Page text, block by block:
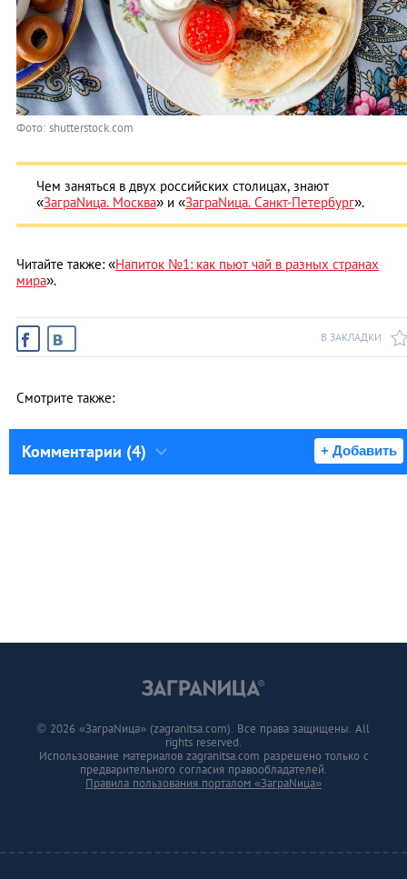
Фото: shutterstock.com
Чем заняться в двух российских столицах, знают
«ЗаграNица. Москва» и «ЗаграNица. Санкт-Петербург».
Читайте также: «Напиток №1: как пьют чай в разных странах
мира».
В ЗАКЛАДКИ
Смотрите также:
Комментарии (4) + Добавить
© 2026 «ЗаграNица» (zagranitsa.com). Все права защищены. All
rights reserved.
Использование материалов zagranitsa.com разрешено только с
предварительного согласия правообладателей.
Правила пользования порталом «ЗаграNица»